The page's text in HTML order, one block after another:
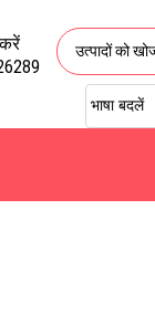
भाषा बदलें